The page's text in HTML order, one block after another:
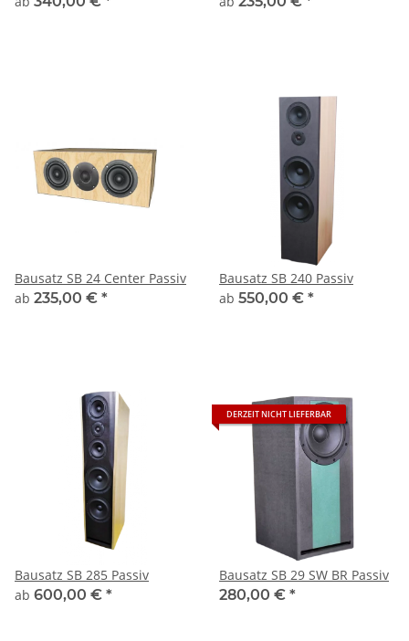
Bausatz SB 24 Center Passiv
ab 235,00 € *
Bausatz SB 240 Passiv
ab 550,00 € *
Bausatz SB 285 Passiv
ab 600,00 € *
DERZEIT NICHT LIEFERBAR
Bausatz SB 29 SW BR Passiv
280,00 € *